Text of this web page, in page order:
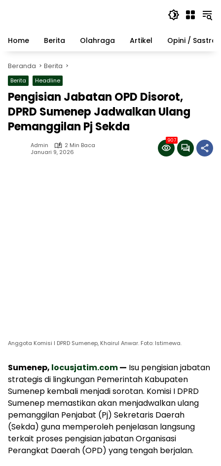
Home
Berita Olahraga Artikel Opini / Sastra
Beranda Berita
Berita Headline
Pengisian Jabatan OPD Disorot,
DPRD Sumenep Jadwalkan Ulang
Pemanggilan Pj Sekda
Admin
2 Min Baca
Januari 9, 2026
907
Anggota Komisi I DPRD Sumenep, Khairul Anwar. Foto: Istimewa.
Sumenep, locusjatim.com— Isu pengisian jabatan
strategis di lingkungan Pemerintah Kabupaten
Sumenep kembali menjadi sorotan. Komisi I DPRD
Sumenep memastikan akan menjadwalkan ulang
pemanggilan Penjabat (Pj) Sekretaris Daerah
(Sekda) guna memperoleh penjelasan langsung
terkait proses pengisian jabatan Organisasi
Perangkat Daerah (OPD) yang tengah berjalan.